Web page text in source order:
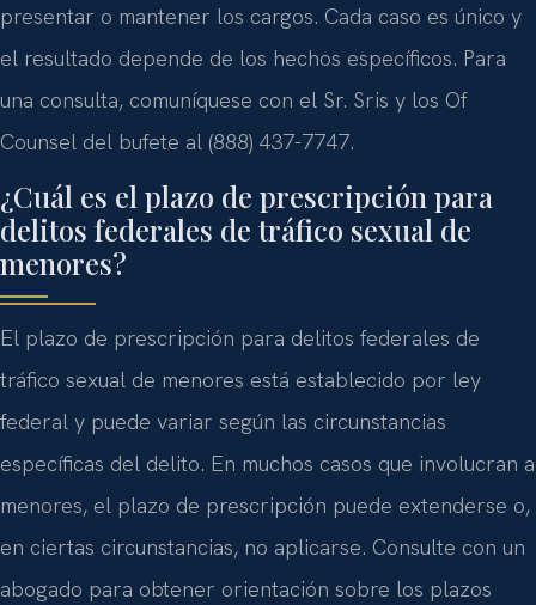
presentar o mantener los cargos. Cada caso es único y
el resultado depende de los hechos específicos. Para
una consulta, comuníquese con el Sr. Sris y los Of
Counsel del bufete al (888) 437-7747.
¿Cuál es el plazo de prescripción para
delitos federales de tráfico sexual de
menores?
El plazo de prescripción para delitos federales de
tráfico sexual de menores está establecido por ley
federal y puede variar según las circunstancias
específicas del delito. En muchos casos que involucran a
menores, el plazo de prescripción puede extenderse o,
en ciertas circunstancias, no aplicarse. Consulte con un
abogado para obtener orientación sobre los plazos